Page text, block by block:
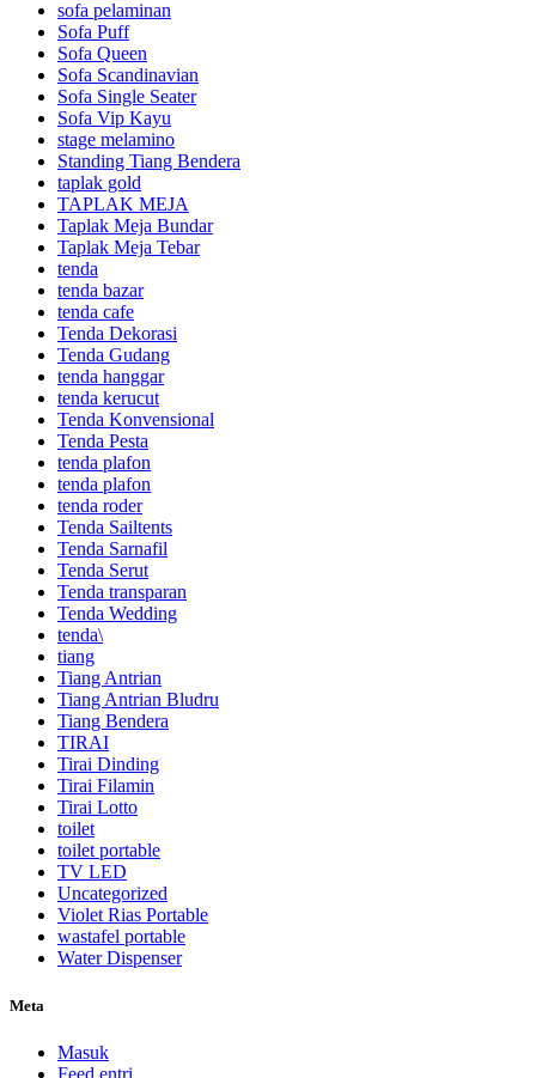
sofa pelaminan
Sofa Puff
Sofa Queen
Sofa Scandinavian
Sofa Single Seater
Sofa Vip Kayu
stage melamino
Standing Tiang Bendera
taplak gold
TAPLAK MEJA
Taplak Meja Bundar
Taplak Meja Tebar
tenda
tenda bazar
tenda cafe
Tenda Dekorasi
Tenda Gudang
tenda hanggar
tenda kerucut
Tenda Konvensional
Tenda Pesta
tenda plafon
tenda plafon
tenda roder
Tenda Sailtents
Tenda Sarnafil
Tenda Serut
Tenda transparan
Tenda Wedding
tenda\
tiang
Tiang Antrian
Tiang Antrian Bludru
Tiang Bendera
TIRAI
Tirai Dinding
Tirai Filamin
Tirai Lotto
toilet
toilet portable
TV LED
Uncategorized
Violet Rias Portable
wastafel portable
Water Dispenser
Meta
Masuk
Feed entri